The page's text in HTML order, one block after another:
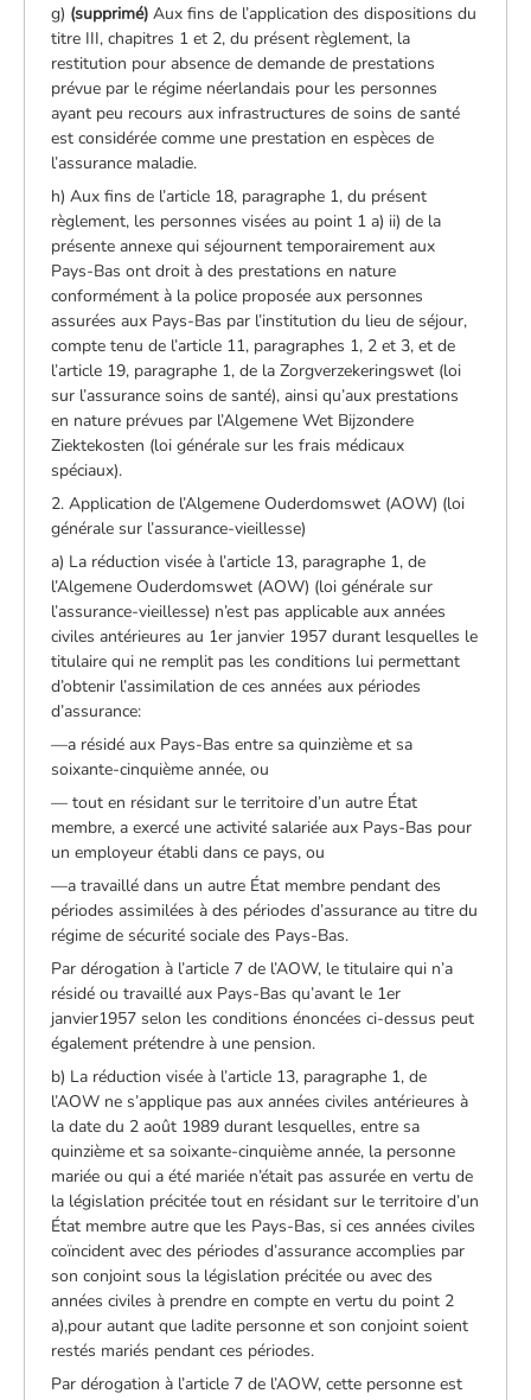
g) (supprimé) Aux fins de l’application des dispositions du
titre III, chapitres 1 et 2, du présent règlement, la
restitution pour absence de demande de prestations
prévue par le régime néerlandais pour les personnes
ayant peu recours aux infrastructures de soins de santé
est considérée comme une prestation en espèces de
l’assurance maladie.
h) Aux fins de l’article 18, paragraphe 1, du présent
règlement, les personnes visées au point 1 a) ii) de la
présente annexe qui séjournent temporairement aux
Pays-Bas ont droit à des prestations en nature
conformément à la police proposée aux personnes
assurées aux Pays-Bas par l’institution du lieu de séjour,
compte tenu de l’article 11, paragraphes 1, 2 et 3, et de
l’article 19, paragraphe 1, de la Zorgverzekeringswet (loi
sur l’assurance soins de santé), ainsi qu’aux prestations
en nature prévues par l’Algemene Wet Bijzondere
Ziektekosten (loi générale sur les frais médicaux
spéciaux).
2. Application de l’Algemene Ouderdomswet (AOW) (loi
générale sur l’assurance-vieillesse)
a) La réduction visée à l’article 13, paragraphe 1, de
l’Algemene Ouderdomswet (AOW) (loi générale sur
l’assurance-vieillesse) n’est pas applicable aux années
civiles antérieures au 1er janvier 1957 durant lesquelles le
titulaire qui ne remplit pas les conditions lui permettant
d’obtenir l’assimilation de ces années aux périodes
d’assurance:
—a résidé aux Pays-Bas entre sa quinzième et sa
soixante-cinquième année, ou
— tout en résidant sur le territoire d’un autre État
membre, a exercé une activité salariée aux Pays-Bas pour
un employeur établi dans ce pays, ou
—a travaillé dans un autre État membre pendant des
périodes assimilées à des périodes d’assurance au titre du
régime de sécurité sociale des Pays-Bas.
Par dérogation à l’article 7 de l’AOW, le titulaire qui n’a
résidé ou travaillé aux Pays-Bas qu’avant le 1er
janvier1957 selon les conditions énoncées ci-dessus peut
également prétendre à une pension.
b) La réduction visée à l’article 13, paragraphe 1, de
l’AOW ne s’applique pas aux années civiles antérieures à
la date du 2 août 1989 durant lesquelles, entre sa
quinzième et sa soixante-cinquième année, la personne
mariée ou qui a été mariée n’était pas assurée en vertu de
la législation précitée tout en résidant sur le territoire d’un
État membre autre que les Pays-Bas, si ces années civiles
coïncident avec des périodes d’assurance accomplies par
son conjoint sous la législation précitée ou avec des
années civiles à prendre en compte en vertu du point 2
a),pour autant que ladite personne et son conjoint soient
restés mariés pendant ces périodes.
Par dérogation à l’article 7 de l’AOW, cette personne est